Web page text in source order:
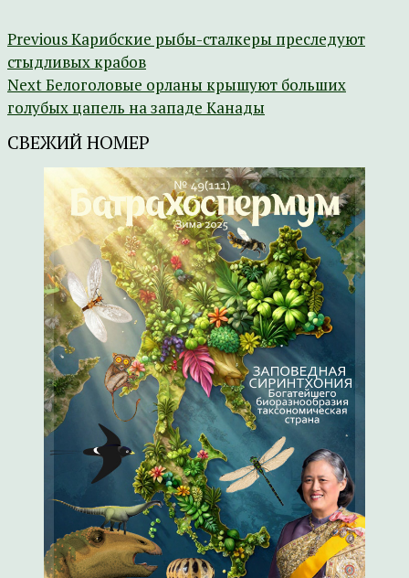
PreviousКарибские рыбы-сталкеры преследуют
стыдливых крабов
NextБелоголовые орланы крышуют больших
голубых цапель на западе Канады
СВЕЖИЙ НОМЕР